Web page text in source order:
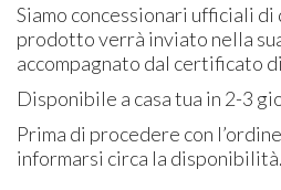
Siamo concessionari ufficiali di
prodotto verrà inviato nella
accompagnato dal certificato
Disponibile a casa tua in 2-3
Prima di procedere con
informarsi circa la disponibilità.